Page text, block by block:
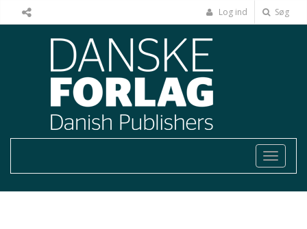
Log ind Søg
Toggle